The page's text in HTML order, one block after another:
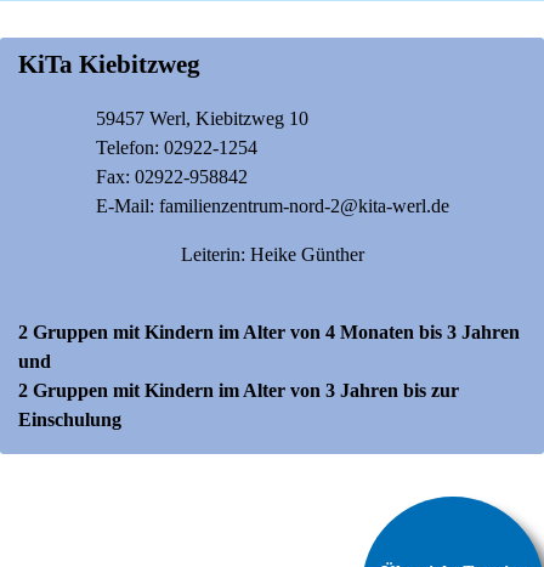
KiTa Kiebitzweg
59457 Werl, Kiebitzweg 10
Telefon: 02922-1254
Fax: 02922-958842
E-Mail: familienzentrum-nord-2@kita-werl.de
Leiterin: Heike Günther
2 Gruppen mit Kindern im Alter von 4 Monaten bis 3 Jahren
und
2 Gruppen mit Kindern im Alter von 3 Jahren bis zur
Einschulung